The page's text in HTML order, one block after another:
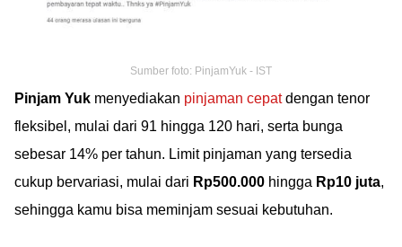
Sumber foto: PinjamYuk - IST
Pinjam Yuk menyediakan pinjaman cepatdengan tenor
fleksibel, mulai dari 91 hingga 120 hari, serta bunga
sebesar 14% per tahun. Limit pinjaman yang tersedia
cukup bervariasi, mulai dari Rp500.000 hingga Rp10 juta,
sehingga kamu bisa meminjam sesuai kebutuhan.